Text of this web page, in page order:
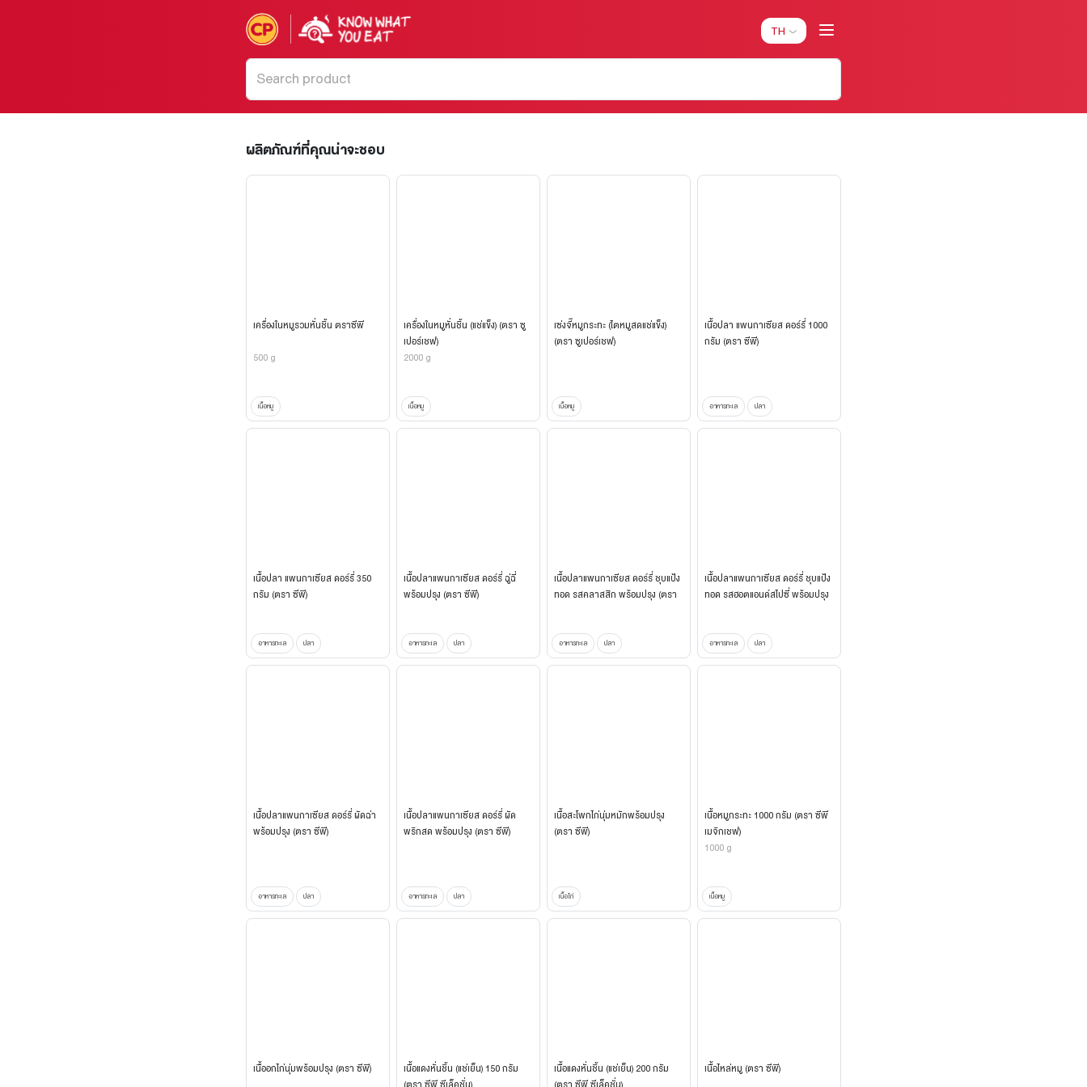
TH
ผลิตภัณฑ์ที่คุณน่าจะชอบ
เครื่องในหมูรวมหั่นชิ้น ตราซีพี
500 g
เนื้อหมู
เครื่องในหมูหั่นชิ้น (แช่แข็ง) (ตรา ซู
เปอร์เชฟ)
2000 g
เนื้อหมู
เซ่งจี๊หมูกระทะ (ไตหมูสดแช่แข็ง)
(ตรา ซูเปอร์เชฟ)
เนื้อหมู
เนื้อปลา แพนกาเซียส ดอร์รี่ 1000
กรัม (ตรา ซีพี)
อาหารทะเล ปลา
เนื้อปลา แพนกาเซียส ดอร์รี่ 350
กรัม (ตรา ซีพี)
อาหารทะเล ปลา
เนื้อปลาแพนกาเซียส ดอร์รี่ ฉู่ฉี่
พร้อมปรุง (ตรา ซีพี)
อาหารทะเล ปลา
เนื้อปลาแพนกาเซียส ดอร์รี่ ชุบแป้ง
ทอด รสคลาสสิก พร้อมปรุง (ตรา
อาหารทะเล ปลา
เนื้อปลาแพนกาเซียส ดอร์รี่ ชุบแป้ง
ทอด รสฮอตแอนด์สไปซี่ พร้อมปรุง
อาหารทะเล ปลา
เนื้อปลาแพนกาเซียส ดอร์รี่ ผัดฉ่า
พร้อมปรุง (ตรา ซีพี)
อาหารทะเล ปลา
เนื้อปลาแพนกาเซียส ดอร์รี่ ผัด
พริกสด พร้อมปรุง (ตรา ซีพี)
อาหารทะเล ปลา
เนื้อสะโพกไก่นุ่มหมักพร้อมปรุง
(ตรา ซีพี)
เนื้อไก่
เนื้อหมูกระทะ 1000 กรัม (ตรา ซีพี
เมจิกเชฟ)
1000 g
เนื้อหมู
เนื้ออกไก่นุ่มพร้อมปรุง (ตรา ซีพี)
เนื้อแดงหั่นชิ้น (แช่เย็น) 150 กรัม
เนื้อแดงหั่นชิ้น (แช่เย็น) 200 กรัม
เนื้อไหล่หมู (ตรา ซีพี)